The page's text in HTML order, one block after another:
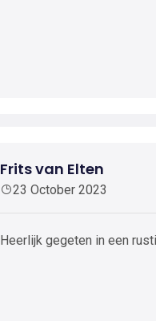
Frits van Elten
23 October 2023
Heerlijk gegeten in een